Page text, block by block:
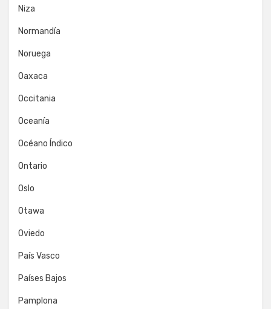
Niza
Normandía
Noruega
Oaxaca
Occitania
Oceanía
Océano Índico
Ontario
Oslo
Otawa
Oviedo
País Vasco
Países Bajos
Pamplona